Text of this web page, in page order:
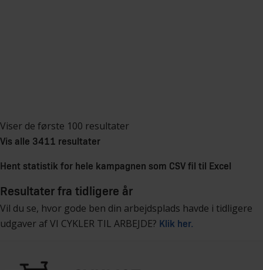
Viser de første 100 resultater
Vis alle 3411 resultater
Hent statistik for hele kampagnen som CSV fil til Excel
Resultater fra tidligere år
Vil du se, hvor gode ben din arbejdsplads havde i tidligere
udgaver af VI CYKLER TIL ARBEJDE? Klik her.